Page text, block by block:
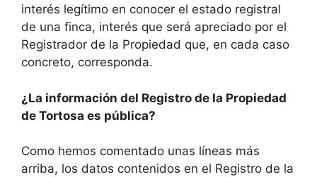
interés legítimo en conocer el estado registral
de una finca, interés que será apreciado por el
Registrador de la Propiedad que, en cada caso
concreto, corresponda.
¿La información del Registro de la Propiedad
de Tortosa es pública?
Como hemos comentado unas líneas más
arriba, los datos contenidos en el Registro de la